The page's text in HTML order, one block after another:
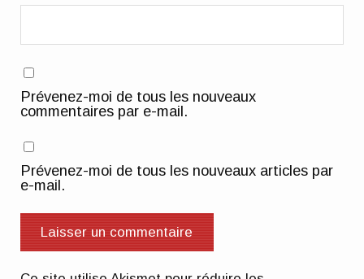
Prévenez-moi de tous les nouveaux
commentaires par e-mail.
Prévenez-moi de tous les nouveaux articles par
e-mail.